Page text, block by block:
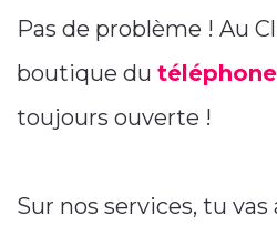
Pas de problème ! Au
boutique du
toujours ouverte !
Sur nos services, tu